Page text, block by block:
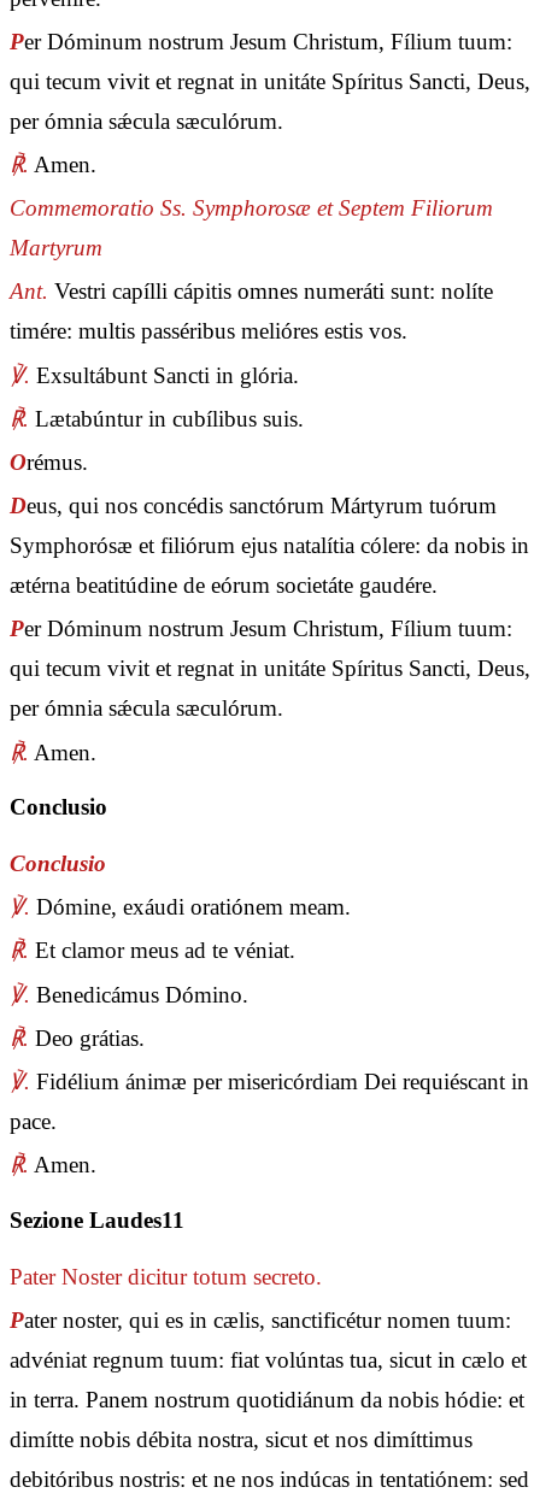
Per Dóminum nostrum Jesum Christum, Fílium tuum:
qui tecum vivit et regnat in unitáte Spíritus Sancti, Deus,
per ómnia sǽcula sæculórum.
℟. Amen.
Commemoratio Ss. Symphorosæ et Septem Filiorum
Martyrum
Ant. Vestri capílli cápitis omnes numeráti sunt: nolíte
timére: multis passéribus melióres estis vos.
℣. Exsultábunt Sancti in glória.
℟. Lætabúntur in cubílibus suis.
Orémus.
Deus, qui nos concédis sanctórum Mártyrum tuórum
Symphorósæ et filiórum ejus natalítia cólere: da nobis in
ætérna beatitúdine de eórum societáte gaudére.
Per Dóminum nostrum Jesum Christum, Fílium tuum:
qui tecum vivit et regnat in unitáte Spíritus Sancti, Deus,
per ómnia sǽcula sæculórum.
℟. Amen.
Conclusio
Conclusio
℣. Dómine, exáudi oratiónem meam.
℟. Et clamor meus ad te véniat.
℣. Benedicámus Dómino.
℟. Deo grátias.
℣. Fidélium ánimæ per misericórdiam Dei requiéscant in
pace.
℟. Amen.
Sezione Laudes11
Pater Nosterdicitur totum secreto.
Pater noster, qui es in cælis, sanctificétur nomen tuum:
advéniat regnum tuum: fiat volúntas tua, sicut in cælo et
in terra. Panem nostrum quotidiánum da nobis hódie: et
dimítte nobis débita nostra, sicut et nos dimíttimus
debitóribus nostris: et ne nos indúcas in tentatiónem: sed